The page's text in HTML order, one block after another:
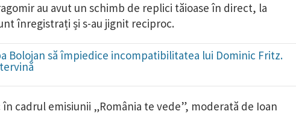
au avut un schimb de replici tăioase în direct, la
înregistrați și s-au jignit reciproc.
Bolojan să împiedice incompatibilitatea lui Dominic Fritz.
cadrul emisiunii „România te vede”, moderată de Ioan